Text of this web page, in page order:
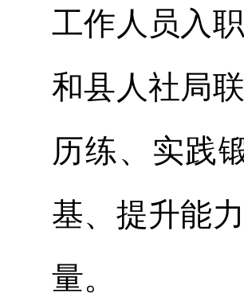
工作人员入
和县人社局
历练、实践
基、提升能
量。